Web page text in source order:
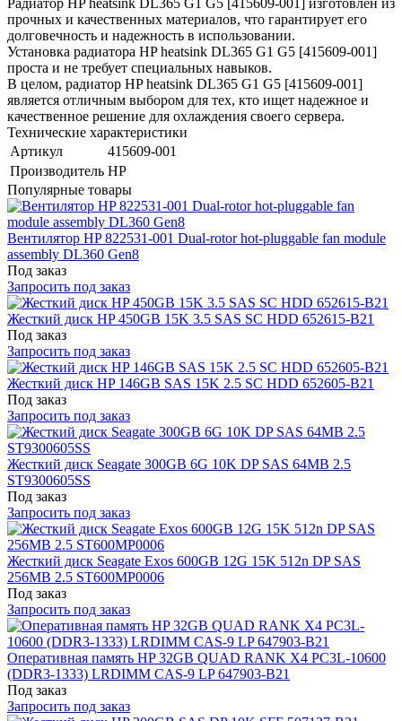
прочных и качественных материалов, что гарантирует его
долговечность и надежность в использовании.
Установка радиатора HP heatsink DL365 G1 G5 [415609-001]
проста и не требует специальных навыков.
В целом, радиатор HP heatsink DL365 G1 G5 [415609-001]
является отличным выбором для тех, кто ищет надежное и
качественное решение для охлаждения своего сервера.
Технические характеристики
Артикул
415609-001
Производитель HP
Популярные товары
Вентилятор HP 822531-001 Dual-rotor hot-pluggable fan module
assembly DL360 Gen8
Под заказ
Запросить под заказ
Жесткий диск HP 450GB 15K 3.5 SAS SC HDD 652615-B21
Под заказ
Запросить под заказ
Жесткий диск HP 146GB SAS 15K 2.5 SC HDD 652605-B21
Под заказ
Запросить под заказ
Жесткий диск Seagate 300GB 6G 10K DP SAS 64MB 2.5
ST9300605SS
Под заказ
Запросить под заказ
Жесткий диск Seagate Exos 600GB 12G 15K 512n DP SAS
256MB 2.5 ST600MP0006
Под заказ
Запросить под заказ
Оперативная память HP 32GB QUAD RANK X4 PC3L-10600
(DDR3-1333) LRDIMM CAS-9 LP 647903-B21
Под заказ
Запросить под заказ